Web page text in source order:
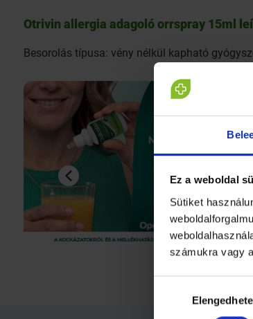
Ez a weboldal
Sütiket
számukra vagy
kiválasztása
Otrivin allergia adagoló orrspray 15ml
Besorolás típusa: vény nélkül kapható